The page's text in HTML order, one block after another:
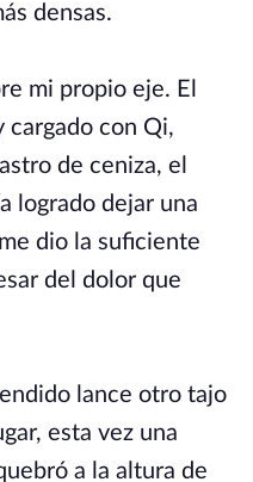
densas.
mi propio eje. El
cargado con Qi,
de ceniza, el
logrado dejar una
dio la suficiente
del dolor que
lance otro tajo
esta vez una
a la altura de